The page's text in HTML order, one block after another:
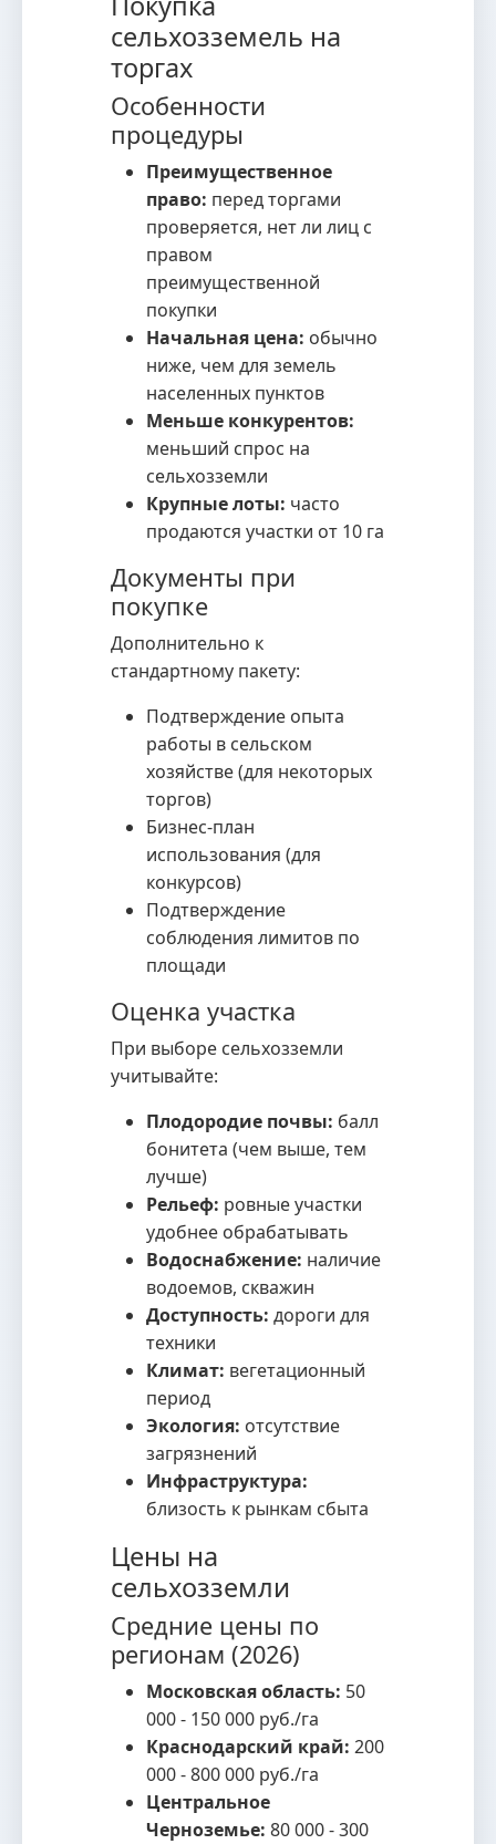
сельхозземель на
торгах
Особенности
процедуры
Преимущественное
право: перед торгами
проверяется, нет ли лиц с
правом
преимущественной
покупки
Начальная цена: обычно
ниже, чем для земель
населенных пунктов
Меньше конкурентов:
меньший спрос на
сельхозземли
Крупные лоты: часто
продаются участки от 10 га
Документы при
покупке
Дополнительно к
стандартному пакету:
Подтверждение опыта
работы в сельском
хозяйстве (для некоторых
торгов)
Бизнес-план
использования (для
конкурсов)
Подтверждение
соблюдения лимитов по
площади
Оценка участка
При выборе сельхозземли
учитывайте:
Плодородие почвы: балл
бонитета (чем выше, тем
лучше)
Рельеф: ровные участки
удобнее обрабатывать
Водоснабжение: наличие
водоемов, скважин
Доступность: дороги для
техники
Климат: вегетационный
период
Экология: отсутствие
загрязнений
Инфраструктура:
близость к рынкам сбыта
Цены на
сельхозземли
Средние цены по
регионам (2026)
Московская область: 50
000 - 150 000 руб./га
Краснодарский край: 200
000 - 800 000 руб./га
Центральное
Черноземье: 80 000 - 300